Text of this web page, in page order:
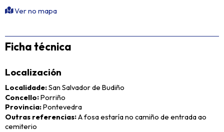
Ver no mapa
Ficha técnica
Localización
Localidade San Salvador de Budiño
Concello Porriño
Provincia Pontevedra
Outras referencias A fosa estaría no camiño de entrada ao
cemiterio